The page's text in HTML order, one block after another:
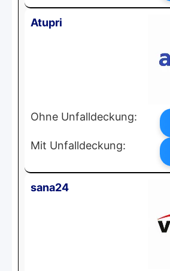
Atupri
Ohne Unfalldeckung:
Mit Unfalldeckung:
sana24